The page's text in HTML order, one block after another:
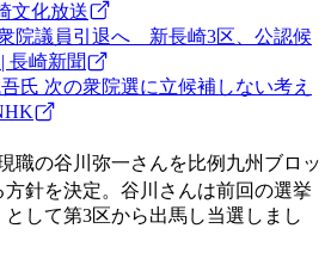
文化放送
院議員引退へ 新長崎3区、公認候
長崎新聞
氏 次の衆院選に立候補しない考え
職の谷川弥一さんを比例九州ブロッ
方針を決定。谷川さんは前回の選挙
して第3区から出馬し当選しまし